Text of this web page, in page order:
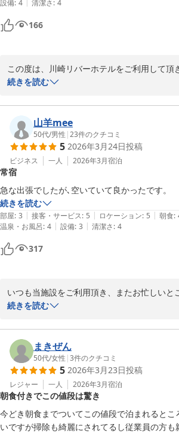
川崎リバーホテル
2026-04-21
設備: 4 | 清潔さ: 4
166
この度は、川崎リバーホテルをご利用して頂
した。
申し上げます。
お客様のご投稿にあります様に、当ホテルは
り替えが出来ず、大変ご不便をお掛けしてお
お暑いところ、大変申し訳ございませんでし
４月１８日より冷房設定にしております。
お客様より、朝食付きで満足という有難いお
思っております。
今後も、スタッフ一同出来る限りお客様のご
向上に努めて参ります。
これからも川崎リバーホテルをご愛顧下さ
げます。
お客様のまたのご利用を心よりお待ちしてお
川崎リバーホテル
2026-04-18
続きを読む
山羊mee
50代/男性 |23件のクチコミ
5 2026年3月24日投稿
ビジネス 一人 2026年3月宿泊
常宿
急な出張でしたが､空いていて良かったです。
続きを読む
部屋: 3 | 接客・サービス: 5 | ロケーション: 5 | 朝食:
温泉・お風呂: 4 | 設備: 3 | 清潔さ: 4
317
いつも当施設をご利用頂き、またお忙しいと
も誠に有難うございます。
今回も、お客様が当ホテルをご利用頂き、ス
ております。
尚、お客様からお寄せ頂きました貴重なご意
ては、今後のサービス向上に役立てさせて頂
お寄せ頂ければ幸いでございます。
今後も川崎リバーホテルを末永くご利用頂き
続きを読む
まきぜん
50代/女性 |3件のクチコミ
5 2026年3月23日投稿
レジャー 一人 2026年3月宿泊
朝食付きでこの値段は驚き
今どき朝食までついてこの値段で泊まれると
いですが掃除も綺麗にされてるし従業員の方も